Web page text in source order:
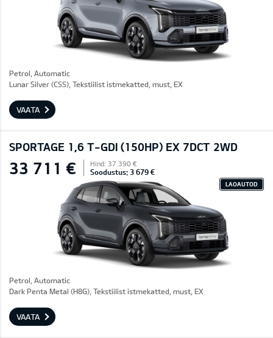
Petrol, Automatic
Lunar Silver (CSS), Tekstiilist istmekatted, must, EX
VAATA
SPORTAGE 1,6 T-GDI (150HP) EX 7DCT 2WD
33 711 € Hind: 37 390 €
Soodustus: 3 679 €
LAOAUTOD
Petrol, Automatic
Dark Penta Metal (H8G), Tekstiilist istmekatted, must, EX
VAATA